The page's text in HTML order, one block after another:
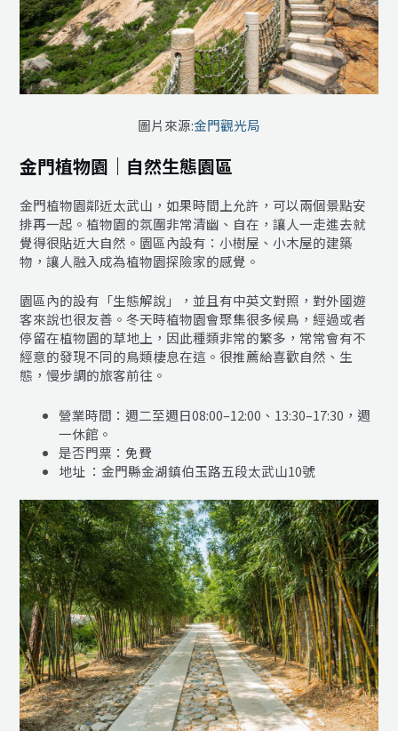
圖片來源:金門觀光局
金門植物園｜自然生態園區
金門植物園鄰近太武山，如果時間上允許，可以兩個景點安
排再一起。植物園的氛圍非常清幽、自在，讓人一走進去就
覺得很貼近大自然。園區內設有：小樹屋、小木屋的建築
物，讓人融入成為植物園探險家的感覺。
園區內的設有「生態解說」，並且有中英文對照，對外國遊
客來說也很友善。冬天時植物園會聚集很多候鳥，經過或者
停留在植物園的草地上，因此種類非常的繁多，常常會有不
經意的發現不同的鳥類棲息在這。很推薦給喜歡自然、生
態，慢步調的旅客前往。
營業時間：週二至週日08:00–12:00、13:30–17:30，週
一休館。
是否門票：免費
地址 ：金門縣金湖鎮伯玉路五段太武山10號